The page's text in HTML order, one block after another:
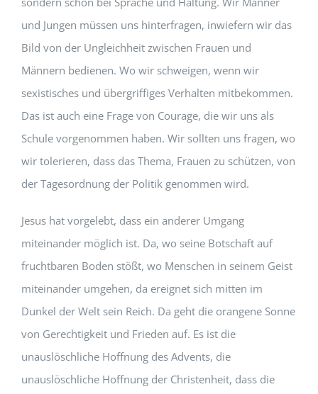
und Jungen müssen uns hinterfragen, inwiefern wir das
Bild von der Ungleichheit zwischen Frauen und
Männern bedienen. Wo wir schweigen, wenn wir
sexistisches und übergriffiges Verhalten mitbekommen.
Das ist auch eine Frage von Courage, die wir uns als
Schule vorgenommen haben. Wir sollten uns fragen, wo
wir tolerieren, dass das Thema, Frauen zu schützen, von
der Tagesordnung der Politik genommen wird.
Jesus hat vorgelebt, dass ein anderer Umgang
miteinander möglich ist. Da, wo seine Botschaft auf
fruchtbaren Boden stößt, wo Menschen in seinem Geist
miteinander umgehen, da ereignet sich mitten im
Dunkel der Welt sein Reich. Da geht die orangene Sonne
von Gerechtigkeit und Frieden auf. Es ist die
unauslöschliche Hoffnung des Advents, die
unauslöschliche Hoffnung der Christenheit, dass die